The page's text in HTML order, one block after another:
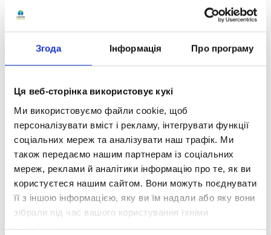
Згода Інформація Про програму
Ця веб-сторінка використовує кукі
Ми використовуємо файли cookie, щоб
персоналізувати вміст і рекламу, інтегрувати функції
соціальних мереж та аналізувати наш трафік. Ми
також передаємо нашим партнерам із соціальних
мереж, реклами й аналітики інформацію про те, як ви
користуєтеся нашим сайтом. Вони можуть поєднувати
її з іншою інформацією, яку ви їм надали або яку вони
зібрали під час вашого користування їхніми
службами.
На зустрічі також говорили про етику
спілкування з представниками різних груп
населення без застосування стереотипних
термінів.
Захід у форматі інтерв'ю відбувся в чудовій
надала нам простір і забезпечила
максимальний комфорт для учнів та батьків.
ОПТИМісти надихнулися заходом і висловили
побажання відвідувати схожі зустрічі. Наразі
ведуться перемовини з іншими цікавими
спікерами, які, як і Таня Касьян, зможуть
захопити увагу аудиторії.